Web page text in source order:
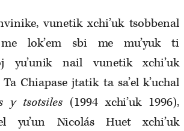
vunetik xchi’uk tsobbenal
me lok’em sbi me mu’yuk ti
yu’unik nail vunetik xchi’uk
Chiapase jtatik ta sa’el k’uchal
y tsotsiles(1994 xchi’uk 1996),
yu’un Nicolás Huet xchi’uk